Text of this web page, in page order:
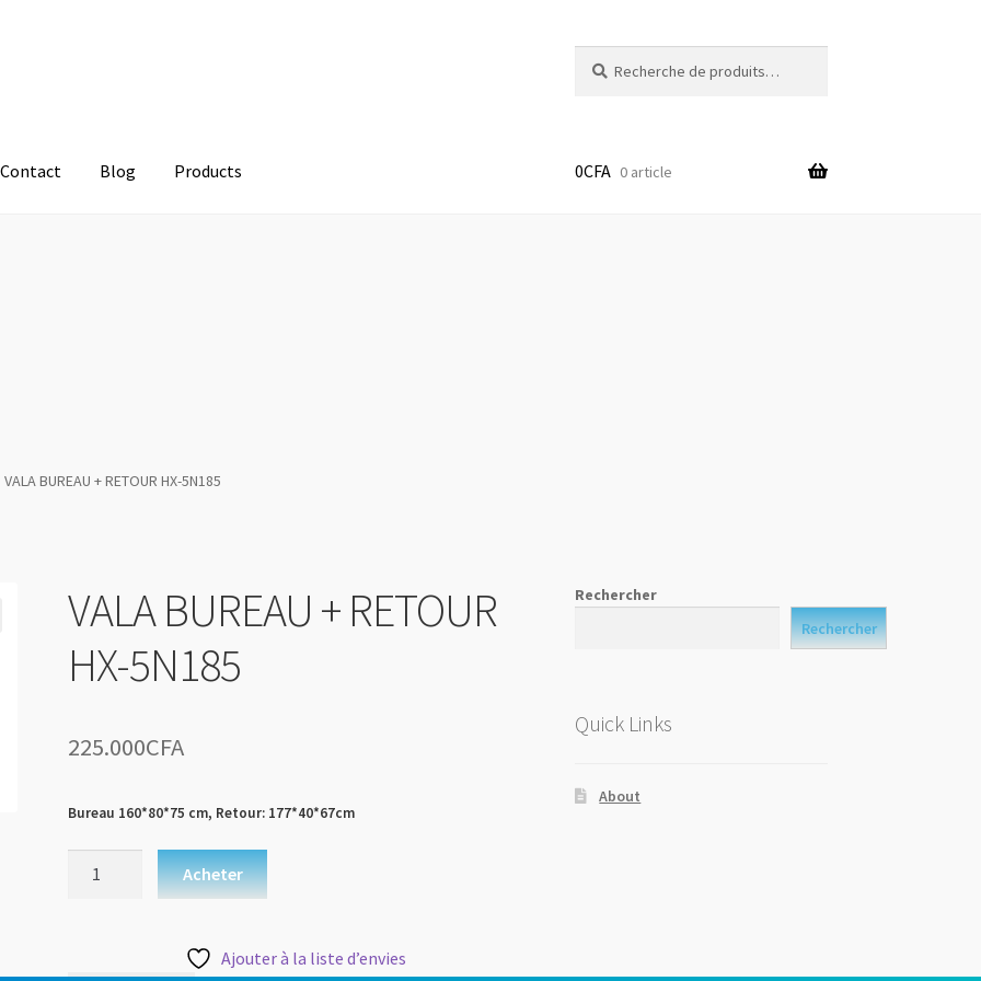
Contact Blog Products 0CFA 0 article
VALA BUREAU + RETOUR HX-5N185
VALA BUREAU + RETOUR
HX-5N185
225.000CFA
Bureau 160*80*75 cm, Retour: 177*40*67cm
Acheter
Ajouter à la liste d’envies
Rechercher
Rechercher
Quick Links
About